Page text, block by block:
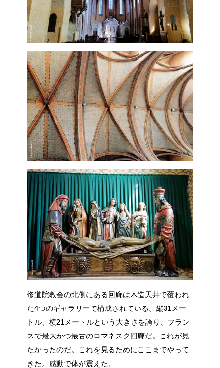
修道院教会の北側にある回廊は木造天井で覆われ
た4つのギャラリーで構成されている。縦31メー
トル、横21メートルという大きさを誇り、フラン
スで最大かつ最古のロマネスク回廊だ。これが見
たかったのだ。これを見るためにここまでやって
きた。感動で体が震えた。